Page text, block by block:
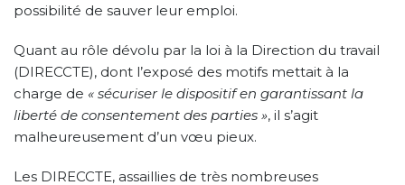
possibilité de sauver leur emploi.
Quant au rôle dévolu par la loi à la Direction du travail
(DIRECCTE), dont l’exposé des motifs mettait à la
charge de « sécuriser le dispositif en garantissant la
liberté de consentement des parties », il s’agit
malheureusement d’un vœu pieux.
Les DIRECCTE, assaillies de très nombreuses